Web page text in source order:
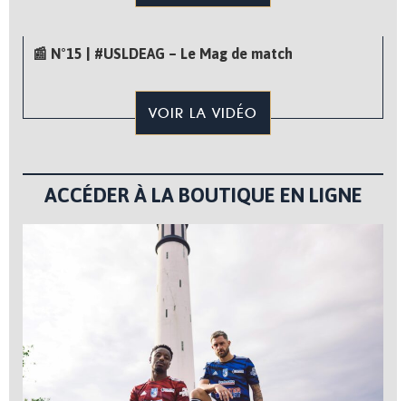
📰 N°15 | #USLDEAG – Le Mag de match
VOIR LA VIDÉO
ACCÉDER À LA BOUTIQUE EN LIGNE